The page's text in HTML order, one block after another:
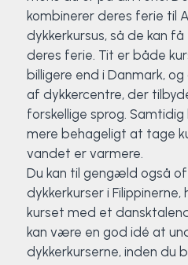
kombinerer deres ferie til
dykkerkursus, så de kan
deres ferie. Tit er både
billigere end i Danmark,
af dykkercentre, der
forskellige sprog.
mere behageligt at tage
vandet er varmere.
Du kan til gengæld også
dykkerkurser i Filippinerne,
kurset med et
kan være en god idé at
dykkerkurserne, inden du